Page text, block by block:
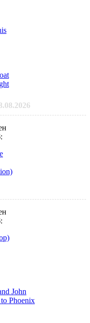
:
:
John
Phoenix